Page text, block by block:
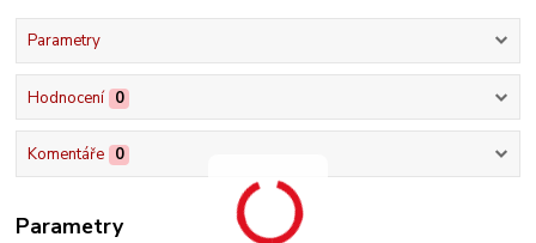
Parametry
Hodnocení 0
Komentáře 0
Parametry